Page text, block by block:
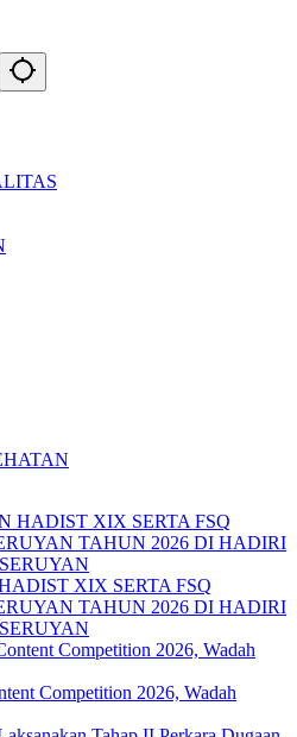
XIX SERTA FSQ
TAHUN 2026 DI HADIRI
Competition 2026, Wadah